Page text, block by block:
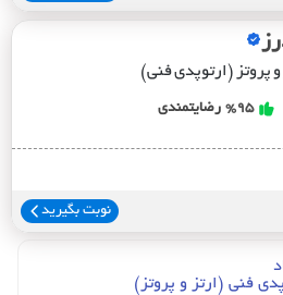
پروتز (ارتوپدی فنی)
%95 رضایتمندی
نوبت بگیرید
فنی (ارتز و پروتز)